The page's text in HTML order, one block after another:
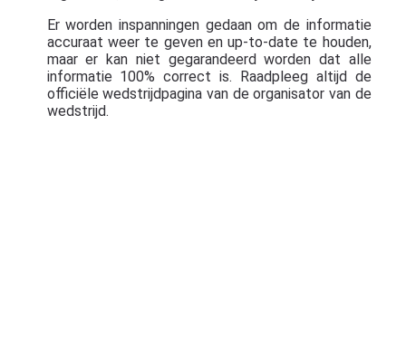
Er worden inspanningen gedaan om de informatie
accuraat weer te geven en up-to-date te houden,
maar er kan niet gegarandeerd worden dat alle
informatie 100% correct is. Raadpleeg altijd de
officiële wedstrijdpagina van de organisator van de
wedstrijd.